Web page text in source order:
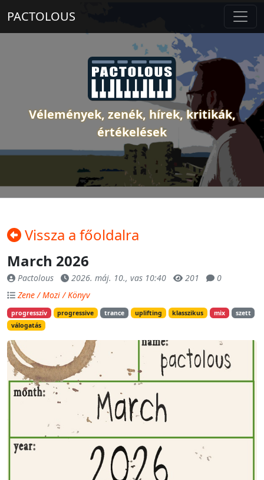
PACTOLOUS
Vélemények, zenék, hírek, kritikák,
értékelések
Vissza a főoldalra
March 2026
Pactolous 2026. máj. 10., vas 10:40 201
0
Zene / Mozi / Könyv
progresszív progressive trance uplifting klasszikus mix
szett
válogatás